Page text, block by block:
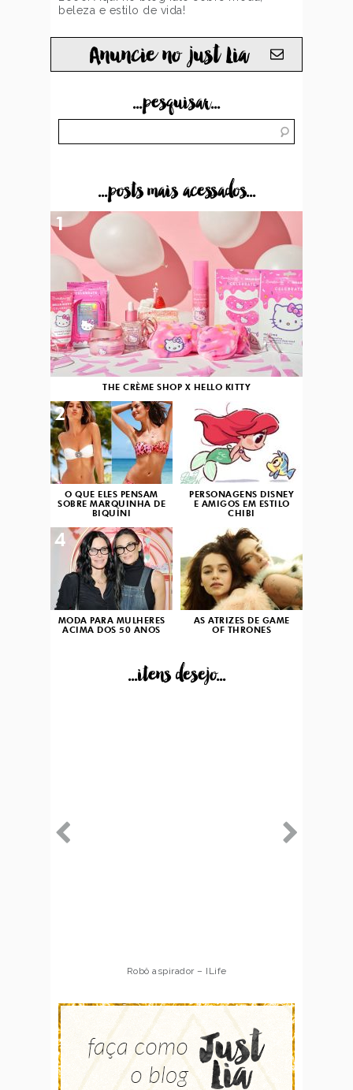
beleza e estilo de vida!
Anuncie no just Lia
...pesquisar...
...posts mais acessados...
THE CRÈME SHOP X HELLO KITTY
1
O QUE ELES PENSAM
SOBRE MARQUINHA DE
BIQUÍNI
2
PERSONAGENS DISNEY
E AMIGOS EM ESTILO
CHIBI
3
MODA PARA MULHERES
ACIMA DOS 50 ANOS
4
AS ATRIZES DE GAME
OF THRONES
...itens desejo...
Robô aspirador – Multilaser